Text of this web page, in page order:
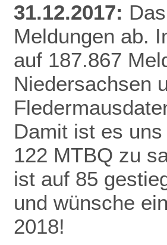
31.12.2017:
Meldungen ab.
auf 187.867
Niedersachsen
Damit ist es
122 MTBQ zu
ist auf 85
und wünsche
2018!